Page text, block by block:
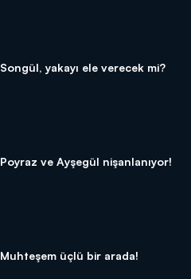
Songül, yakayı ele verecek mi?
Poyraz ve Ayşegül nişanlanıyor!
Muhteşem üçlü bir arada!